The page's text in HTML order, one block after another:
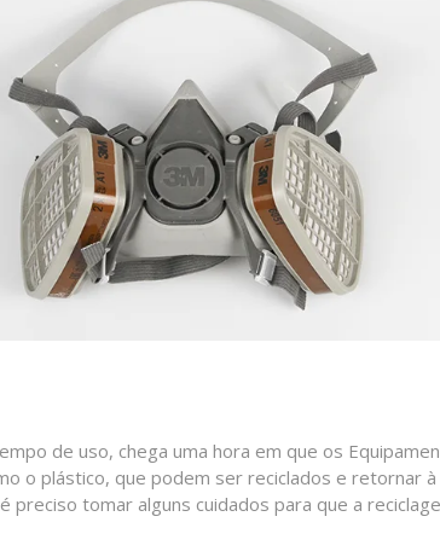
de uso, chega uma hora em que os
o plástico, que podem ser reciclados e retornar
tomar alguns cuidados para que a